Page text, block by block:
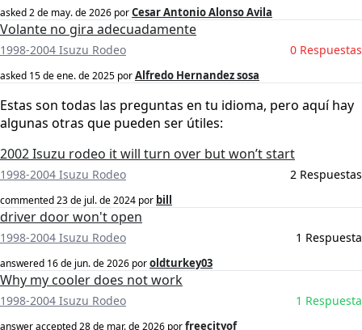
asked2 de may. de 2026 porCesar Antonio Alonso Avila
Volante no gira adecuadamente
1998-2004 Isuzu Rodeo 0 Respuestas
asked 15 de ene. de 2025 porAlfredo Hernandez sosa
Estas son todas las preguntas en tu idioma, pero aquí hay
algunas otras que pueden ser útiles:
2002 Isuzu rodeo it will turn over but won’t start
1998-2004 Isuzu Rodeo 2 Respuestas
commented23 de jul. de 2024 por bill
driver door won't open
1998-2004 Isuzu Rodeo 1 Respuesta
answered 16 de jun. de 2026 poroldturkey03
Why my cooler does not work
1998-2004 Isuzu Rodeo 1 Respuesta
answer accepted28 de mar. de 2026 porfreecityof